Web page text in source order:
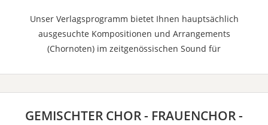
Unser Verlagsprogramm bietet Ihnen hauptsächlich
ausgesuchte Kompositionen und Arrangements
(Chornoten) im zeitgenössischen Sound für
GEMISCHTER CHOR - FRAUENCHOR -